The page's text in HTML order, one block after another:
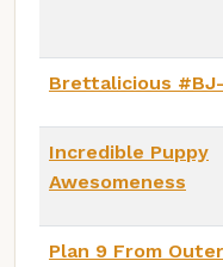
Brettalicious
Incredible Puppy
Awesomeness
Plan 9 From Outer